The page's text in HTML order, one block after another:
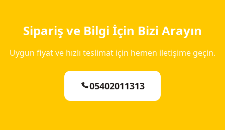
Sipariş ve Bilgi İçin Bizi Arayın
Uygun fiyat ve hızlı teslimat için hemen iletişime geçin.
05402011313